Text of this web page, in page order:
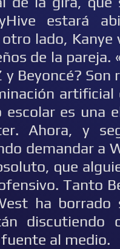
estará
lado,
de la pareja.
Beyoncé? Son
artificial
es una
Ahora, y
demandar a
que
Tanto
ha borrado
discutiendo
al medio.